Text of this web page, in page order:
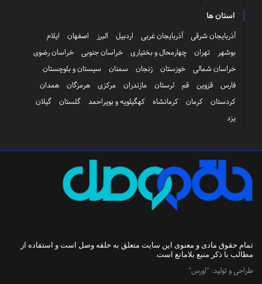
استان ها
آذربایجان شرقی آذربایجان غربی اردبیل البرز اصفهان
ایلام
بوشهر
تهران چهارمحال و بختیاری خراسان جنوبی
خراسان رضوی
خراسان شمالی
خوزستان زنجان سمنان
سیستان و بلوچستان
فارس
قزوین قم لرستان مازندران مرکزی هرمزگان
همدان
کردستان
کرمان کرمانشاه کهگیلویه و بویراحمد گلستان
گیلان
یزد
تمام حقوق مادی و معنوی این سایت متعلق به حلقه وصل است و استفاده از
مطالب با ذکر منبع بلامانع است.
طراحی و تولید: "اورس"